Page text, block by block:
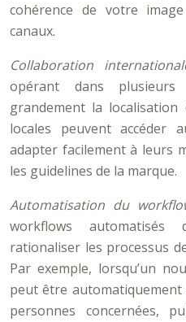
cohérence de votre
canaux.
Collaboration
opérant dans
grandement la localisation
locales peuvent accéder
adapter facilement à leurs
les guidelines de la marque.
Automatisation du
workflows
rationaliser les processus
Par exemple, lorsqu’un
peut être
personnes concernées,